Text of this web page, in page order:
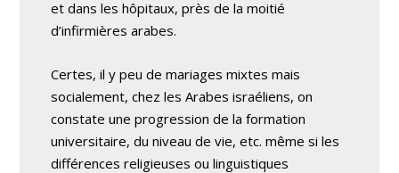
et dans les hôpitaux, près de la moitié
d’infirmières arabes.
Certes, il y peu de mariages mixtes mais
socialement, chez les Arabes israéliens, on
constate une progression de la formation
universitaire, du niveau de vie, etc. même si les
différences religieuses ou linguistiques